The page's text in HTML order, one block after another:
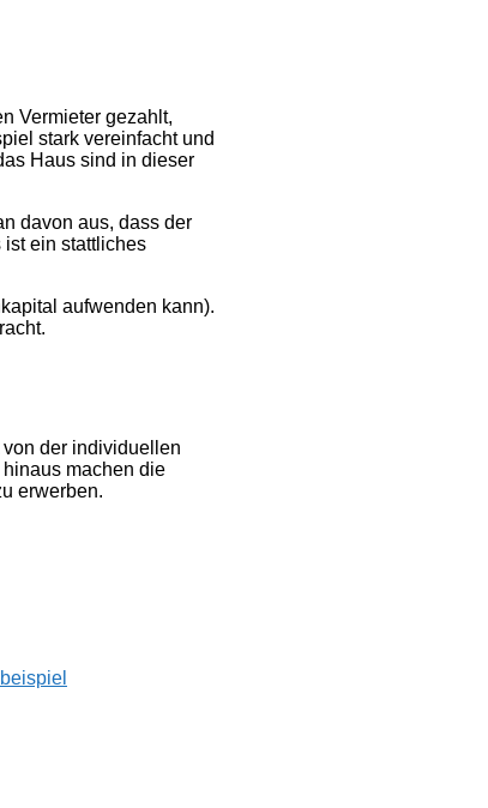
Vermieter gezahlt,
stark vereinfacht und
Haus sind in dieser
davon aus, dass der
ist ein stattliches
aufwenden kann).
der individuellen
machen die
erwerben.